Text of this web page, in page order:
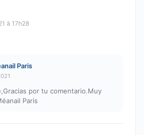
à 17h28
Paris
por tu comentario.Muy
Paris